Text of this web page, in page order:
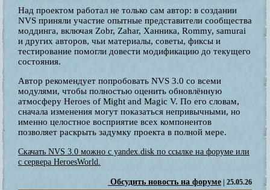
Над проектом работал не только сам автор: в создании
NVS приняли участие опытные представители сообщества
моддинга, включая Zobr, Zahar, Ханника, Rommy, samurai
и других авторов, чьи материалы, советы, фиксы и
тестирование помогли довести модификацию до текущего
состояния.
Автор рекомендует попробовать NVS 3.0 со всеми
модулями, чтобы полностью оценить обновлённую
атмосферу Heroes of Might and Magic V. По его словам,
сначала изменения могут показаться непривычными, но
именно целостное восприятие всех компонентов
позволяет раскрыть задумку проекта в полной мере.
Скачать NVS 3.0 можно с yandex.disk по ссылке на форуме или
с сервера HeroesWorld.
Обсудить новость на форуме | 25.05.26